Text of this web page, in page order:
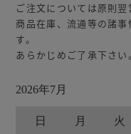
ご注文については原則翌
商品在庫、流通等の諸
す。
あらかじめご了承下さい。